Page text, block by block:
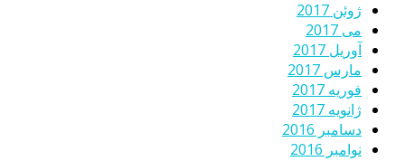
ژوئن 2017
می 2017
آوریل 2017
مارس 2017
فوریه 2017
ژانویه 2017
دسامبر 2016
نوامبر 2016